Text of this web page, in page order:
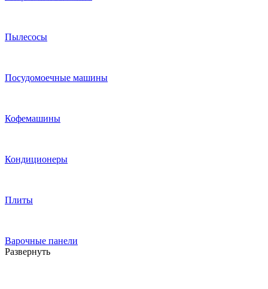
Пылесосы
Посудомоечные машины
Кофемашины
Кондиционеры
Плиты
Варочные панели
Развернуть